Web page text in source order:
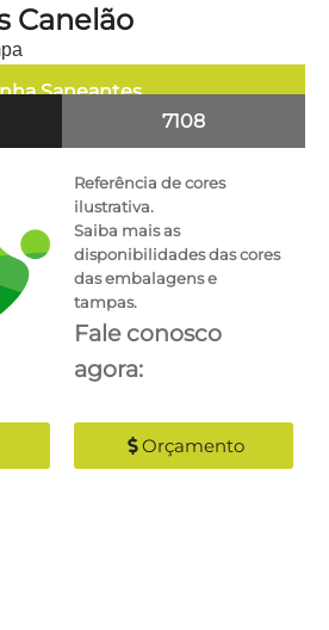
Canelão
Saneantes
7108
Referência de cores
ilustrativa.
Saiba mais as
disponibilidades das cores
das embalagens e
tampas.
Fale conosco
agora:
Orçamento